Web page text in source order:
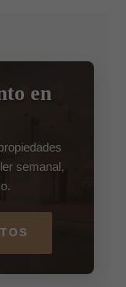
en
semanal,